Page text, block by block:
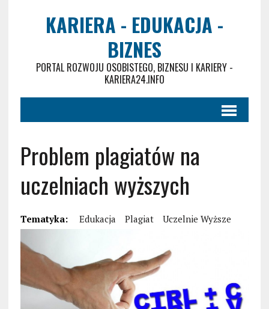
KARIERA - EDUKACJA -
BIZNES
PORTAL ROZWOJU OSOBISTEGO, BIZNESU I KARIERY -
KARIERA24.INFO
Problem plagiatów na
uczelniach wyższych
Tematyka: Edukacja Plagiat Uczelnie Wyższe